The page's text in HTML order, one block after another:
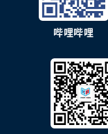
哔哩哔哩